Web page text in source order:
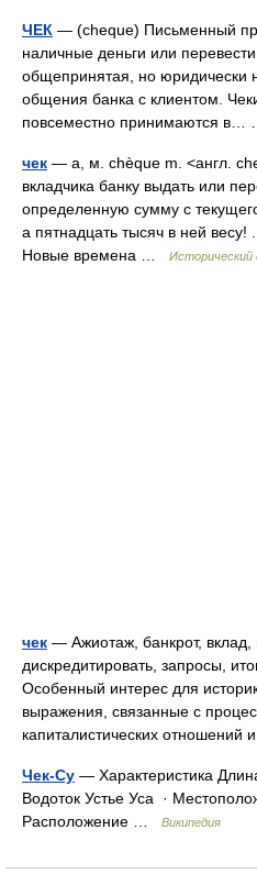
ЧЕК — (cheque) Письменный
наличные деньги или
общепринятая, но юридически
общения банка с клиентом.
повсеместно принимаются
чек — а, м. chèque m. <англ.
вкладчика банку выдать или
определенную сумму с
а пятнадцать тысяч в ней весу!
Новые времена …
Исторический
чек — Ажиотаж, банкрот, вклад,
дискредитировать, запросы,
Особенный интерес для
выражения, связанные с
капиталистических
Чек-Су — Характеристика
Водоток Устье Уса ·
Расположение …
Википедия